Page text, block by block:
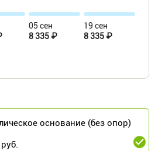
05 сен
8 335 ₽
19 сен
8 335 ₽
основание (без опор)
руб.